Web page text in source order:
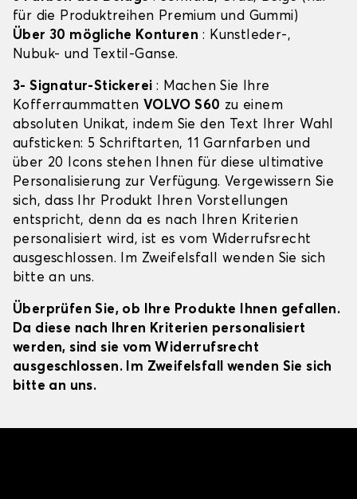
für die Produktreihen Premium und Gummi)
Über 30 mögliche Konturen : Kunstleder-,
Nubuk- und Textil-Ganse.
3- Signatur-Stickerei : Machen Sie Ihre
Kofferraummatten VOLVO S60 zu einem
absoluten Unikat, indem Sie den Text Ihrer Wahl
aufsticken: 5 Schriftarten, 11 Garnfarben und
über 20 Icons stehen Ihnen für diese ultimative
Personalisierung zur Verfügung. Vergewissern Sie
sich, dass Ihr Produkt Ihren Vorstellungen
entspricht, denn da es nach Ihren Kriterien
personalisiert wird, ist es vom Widerrufsrecht
ausgeschlossen. Im Zweifelsfall wenden Sie sich
bitte an uns.
Überprüfen Sie, ob Ihre Produkte Ihnen gefallen.
Da diese nach Ihren Kriterien personalisiert
werden, sind sie vom Widerrufsrecht
ausgeschlossen. Im Zweifelsfall wenden Sie sich
bitte an uns.